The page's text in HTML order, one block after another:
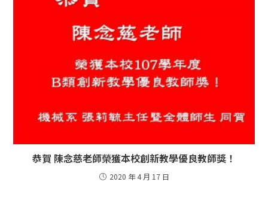
恭賀 陳念慈老師榮獲本校創新教學優良教師獎！
2020 年 4 月 17 日